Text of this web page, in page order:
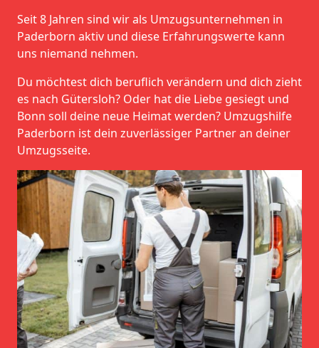
Seit 8 Jahren sind wir als Umzugsunternehmen in
Paderborn aktiv und diese Erfahrungswerte kann
uns niemand nehmen.
Du möchtest dich beruflich verändern und dich zieht
es nach Gütersloh? Oder hat die Liebe gesiegt und
Bonn soll deine neue Heimat werden? Umzugshilfe
Paderborn ist dein zuverlässiger Partner an deiner
Umzugsseite.